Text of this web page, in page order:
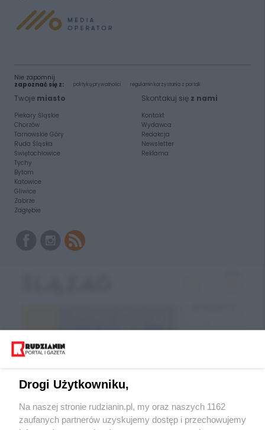
Nie zapomnij
zapoznać się z:
polityką prywatności regulamin korzystania z portali
Twoje miasto
Piekary Śląskie
Chorzów
Tarnowskie Góry
Ruda Śląska
Świętochłowice
Tychy
Bytom
Katowice
Gliwice
Zabrze
Zagłębie
Skontakuj się z nami
Kontakt
Wydawca
Redakcja
Newsletter
Reklama
Drogi Użytkowniku,
Na naszej stronie rudzianin.pl, my oraz naszych 1162
zaufanych partnerów uzyskujemy dostęp i przechowujemy